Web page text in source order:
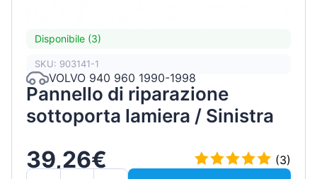
Disponibile (3)
SKU: 903141-1
VOLVO 940 960 1990-1998
Pannello di riparazione
sottoporta lamiera / Sinistra
39,26€
(3)